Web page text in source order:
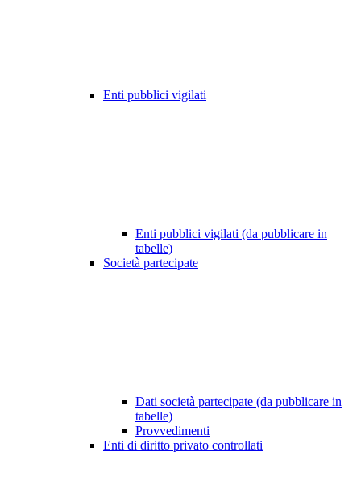
Enti pubblici vigilati
Enti pubblici vigilati (da pubblicare in
tabelle)
Società partecipate
Dati società partecipate (da pubblicare in
tabelle)
Provvedimenti
Enti di diritto privato controllati